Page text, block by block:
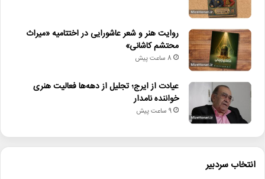
روایت هنر و شعر عاشورایی در اختتامیه «میراث
محتشم کاشانی»
8 ساعت پیش
عیادت از ایرج؛ تجلیل از دهه‌ها فعالیت هنری
خواننده نامدار
9 ساعت پیش
انتخاب سردبیر